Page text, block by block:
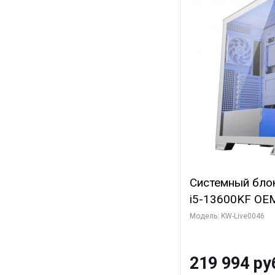
Системный
i5-13600KF
7, C14 8EC/
SSD)
Модель: KW-Live0046
219 994